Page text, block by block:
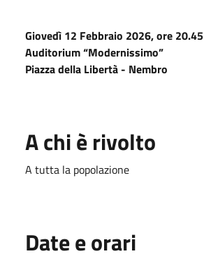
Giovedì 12 Febbraio 2026, ore 20.45
Auditorium “Modernissimo”
Piazza della Libertà - Nembro
A chi è rivolto
A tutta la popolazione
Date e orari